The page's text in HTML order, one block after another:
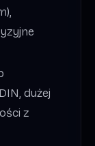
dużej
z